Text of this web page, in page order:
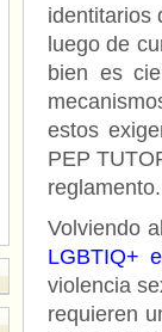
identitarios
luego de
bien es
estos
PEP
reglamento.
Volviendo
LGBTIQ+
violencia
requieren